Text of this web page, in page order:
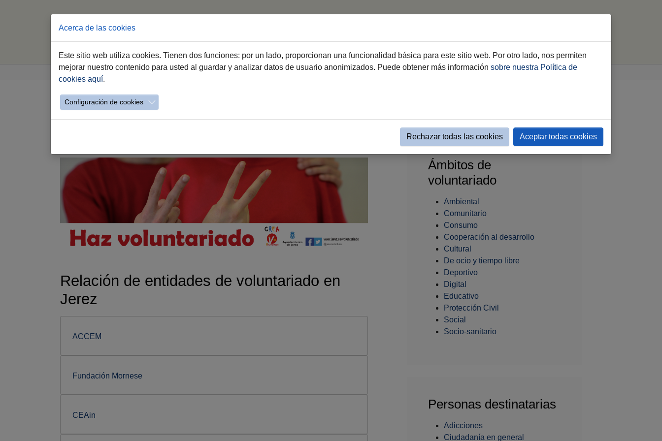
Jerez.es Webs Municipales Voluntariado Haz Voluntariado Relación de entidades de voluntariado Relación de entidades mostrar etiquetas
Catálogo Voluntariado por Etiquetas
Relación de entidades de voluntariado en
Jerez
ACCEM
Fundación Mornese
CEAin
Ámbitos de
voluntariado
Ambiental
Comunitario
Consumo
Cooperación al desarrollo
Cultural
De ocio y tiempo libre
Deportivo
Digital
Educativo
Protección Civil
Social
Socio-sanitario
Personas destinatarias
Adicciones
Ciudadanía en general
Acerca de las cookies
Este sitio web utiliza cookies. Tienen dos funciones: por un lado, proporcionan una funcionalidad básica para este sitio web. Por otro lado, nos permiten
mejorar nuestro contenido para usted al guardar y analizar datos de usuario anonimizados. Puede obtener más información sobre nuestra Política de
cookies aquí.
Configuración de cookies
Rechazar todas las cookies Aceptar todas cookies